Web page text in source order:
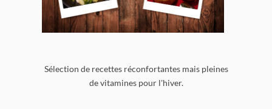
Sélection de recettes réconfortantes mais pleines
de vitamines pour l'hiver.